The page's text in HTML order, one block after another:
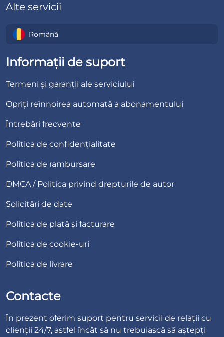
Alte servicii
Română
Informații de suport
Termeni și garanții ale serviciului
Opriți reînnoirea automată a abonamentului
Întrebări frecvente
Politica de confidențialitate
Politica de rambursare
DMCA / Politica privind drepturile de autor
Solicitări de date
Politica de plată și facturare
Politica de cookie-uri
Politica de livrare
Contacte
În prezent oferim suport pentru servicii de relații cu
clienții 24/7, astfel încât să nu trebuiască să aștepți